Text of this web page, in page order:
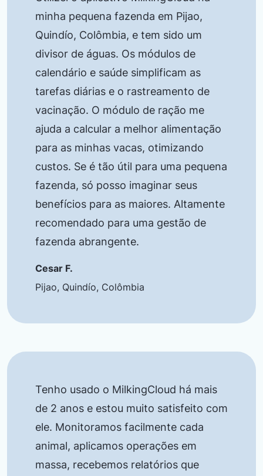
minha pequena fazenda em Pijao,
Quindío, Colômbia, e tem sido um
divisor de águas. Os módulos de
calendário e saúde simplificam as
tarefas diárias e o rastreamento de
vacinação. O módulo de ração me
ajuda a calcular a melhor alimentação
para as minhas vacas, otimizando
custos. Se é tão útil para uma pequena
fazenda, só posso imaginar seus
benefícios para as maiores. Altamente
recomendado para uma gestão de
fazenda abrangente.
Cesar F.
Pijao, Quindío, Colômbia
Tenho usado o MilkingCloud há mais
de 2 anos e estou muito satisfeito com
ele. Monitoramos facilmente cada
animal, aplicamos operações em
massa, recebemos relatórios que